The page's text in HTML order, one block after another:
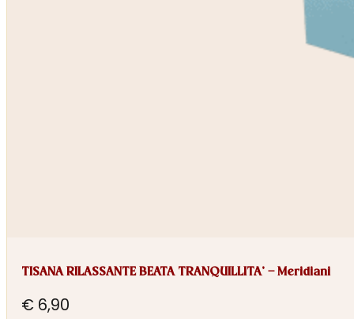
TISANA RILASSANTE BEATA TRANQUILLITA’ – Meridiani
€ 6,90